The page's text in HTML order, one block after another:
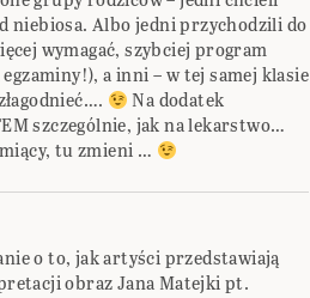
niebiosa. Albo jedni przychodzili do
wymagać, szybciej program
a inni – w tej samej klasie
Na dodatek
szczególnie, jak na lekarstwo…
tu zmieni …
o to, jak artyści przedstawiają
obraz Jana Matejki pt.